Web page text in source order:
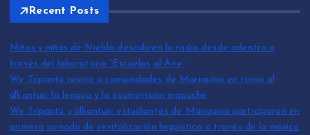
Recent Posts
Niños y niñas de Niebla descubren la radio desde adentro a
través del laboratorio “Escuelas al Aire”
We Tripantü reunió a comunidades de Mariquina en torno al
ülkantun, la lengua y la cosmovisión mapuche
We Tripantü y ülkantun: estudiantes de Mariquina participaron en
primera jornada de revitalización lingüística a través de la música